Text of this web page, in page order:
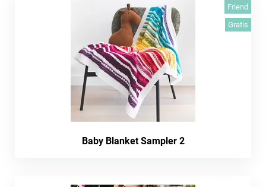
Friend
Gratis
Baby Blanket Sampler 2